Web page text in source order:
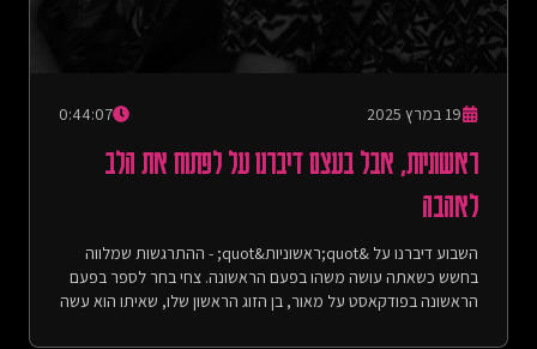
19 במרץ 2025 0:44:07
ראשוניות, אבל בעצם דיברנו על לפתוח את הלב
לאהבה
השבוע דיברנו על &quot;ראשוניות&quot; - ההתרגשות שמלווה
בחשש כשאתה עושה משהו בפעם הראשונה. צחי בחר לספר בפעם
הראשונה בפודקאסט על מאור, בן הזוג הראשון שלו, שאיתו הוא עשה